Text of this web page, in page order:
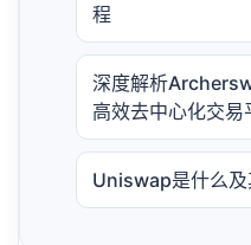
程
深度解析
高效去中心化交易
Uniswap是什么